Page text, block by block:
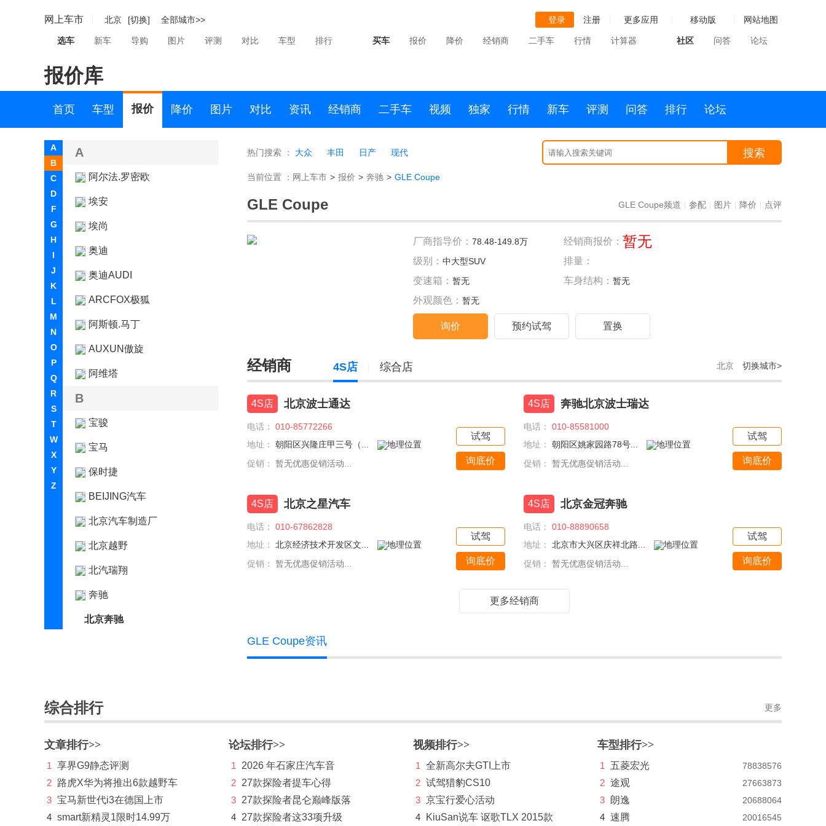
网上车市 北京 [切换] 全部城市>> 登录 注册 更多应用 移动版 网站地图
选车 新车 导购 图片 评测 对比 车型 排行 买车 报价 降价 经销商 二手车 行情 计算器 社区 问答 论坛
报价库
首页 车型 报价 降价 图片 对比 资讯 经销商 二手车 视频 独家 行情 新车 评测 问答 排行 论坛
A
B
C
D
F
G
H
I
J
K
L
M
N
O
P
Q
R
S
T
W
X
Y
Z
A
阿尔法.罗密欧
埃安
埃尚
奥迪
奥迪AUDI
ARCFOX极狐
阿斯顿.马丁
AUXUN傲旋
阿维塔
B
宝骏
宝马
保时捷
BEIJING汽车
北京汽车制造厂
北京越野
北汽瑞翔
奔驰
北京奔驰
奔驰GLC
奔驰C级新能源
奔驰A级
奔驰E级新能源
奔驰A级AMG(3)
热门搜索 ： 大众 丰田 日产 现代 搜索
当前位置 ： 网上车市 > 报价 > 奔驰 > GLE Coupe
GLE Coupe GLE Coupe频道 参配 图片 降价 点评
厂商指导价： 78.48-149.8万 经销商报价： 暂无
级别： 中大型SUV
排量：
变速箱： 暂无 车身结构： 暂无
外观颜色： 暂无
询价 预约试驾 置换
经销商 北京 切换城市>
4S店 综合店
4S店 北京波士通达
电话：
010-85772266
地址：
朝阳区兴隆庄甲三号（...
促销：
暂无优惠促销活动...
试驾
询底价
4S店 奔驰北京波士瑞达
电话：
010-85581000
地址：
朝阳区姚家园路78号...
促销：
暂无优惠促销活动...
试驾
询底价
4S店 北京之星汽车
电话：
010-67862828
地址：
北京经济技术开发区文...
促销：
暂无优惠促销活动...
试驾
询底价
4S店 北京金冠奔驰
电话：
010-88890658
地址：
北京市大兴区庆祥北路...
促销：
暂无优惠促销活动...
试驾
询底价
更多经销商
GLE Coupe资讯
综合排行 更多
文章排行>>
1
享界G9静态评测
2 路虎X华为将推出6款越野车
3 宝马新世代i3在德国上市
4 smart新精灵1限时14.99万
论坛排行>>
1
2026 年石家庄汽车音
2 27款探险者提车心得
3 27款探险者昆仑巅峰版落
4 27款探险者这33项升级
视频排行>>
1
全新高尔夫GTI上市
2 试驾猎豹CS10
3 京宝行爱心活动
4
KiuSan说车 讴歌TLX 2015款
车型排行>>
1 五菱宏光 78838576
2 途观 27663873
3 朗逸 20688064
4 速腾 20016545